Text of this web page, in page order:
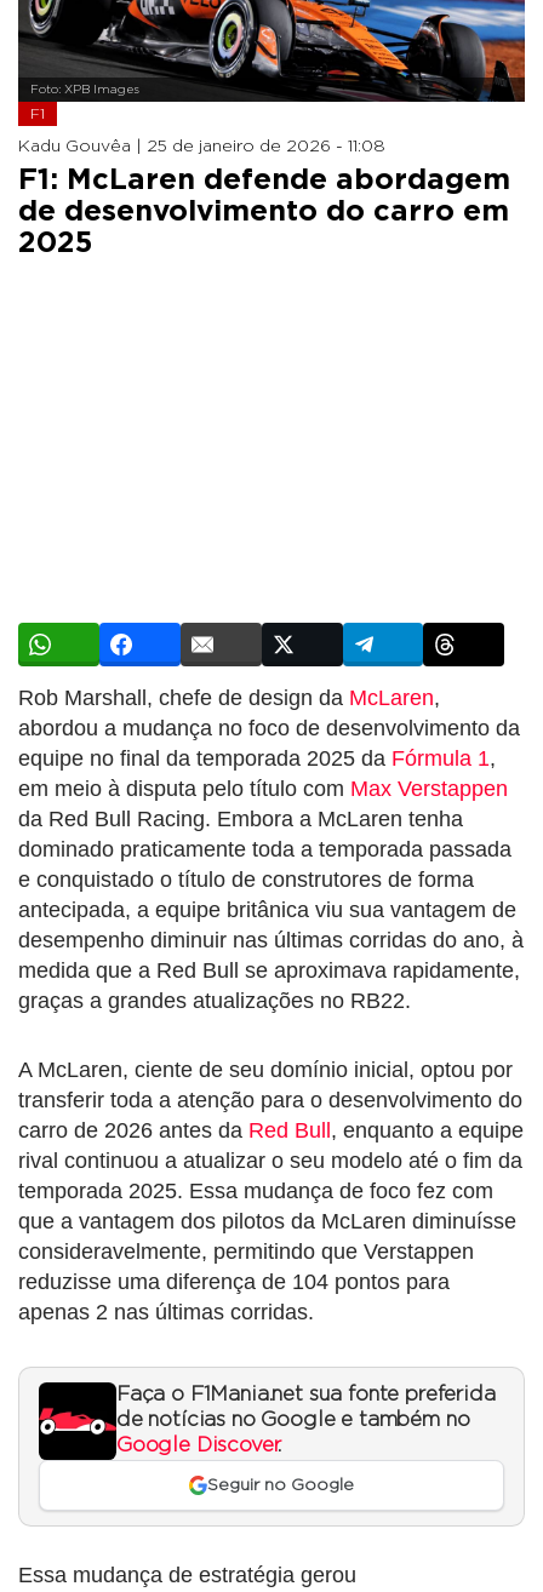
Foto: XPB Images
F1
Kadu Gouvêa | 25 de janeiro de 2026 - 11:08
F1: McLaren defende abordagem
de desenvolvimento do carro em
2025
Rob Marshall, chefe de design da McLaren,
abordou a mudança no foco de desenvolvimento da
equipe no final da temporada 2025 da Fórmula 1,
em meio à disputa pelo título com Max Verstappen
da Red Bull Racing. Embora a McLaren tenha
dominado praticamente toda a temporada passada
e conquistado o título de construtores de forma
antecipada, a equipe britânica viu sua vantagem de
desempenho diminuir nas últimas corridas do ano, à
medida que a Red Bull se aproximava rapidamente,
graças a grandes atualizações no RB22.
A McLaren, ciente de seu domínio inicial, optou por
transferir toda a atenção para o desenvolvimento do
carro de 2026 antes da Red Bull, enquanto a equipe
rival continuou a atualizar o seu modelo até o fim da
temporada 2025. Essa mudança de foco fez com
que a vantagem dos pilotos da McLaren diminuísse
consideravelmente, permitindo que Verstappen
reduzisse uma diferença de 104 pontos para
apenas 2 nas últimas corridas.
Faça o F1Mania.net sua fonte preferida
de notícias no Google e também no
Google Discover.
Seguir no Google
Essa mudança de estratégia gerou